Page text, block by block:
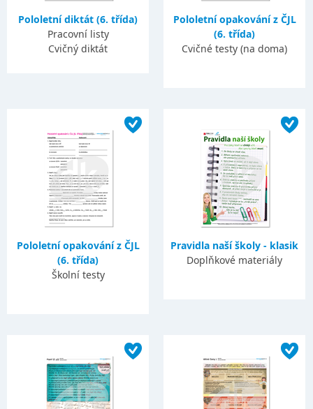
Pololetní diktát (6. třída)
Pracovní listy
Cvičný diktát
Pololetní opakování z ČJL
(6. třída)
Cvičné testy (na doma)
Pololetní opakování z ČJL
(6. třída)
Školní testy
Pravidla naší školy - klasik
Doplňkové materiály